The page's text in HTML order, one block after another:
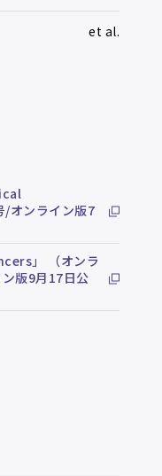
et al.
オンライン版7
」 （オンラ
版9月17日公